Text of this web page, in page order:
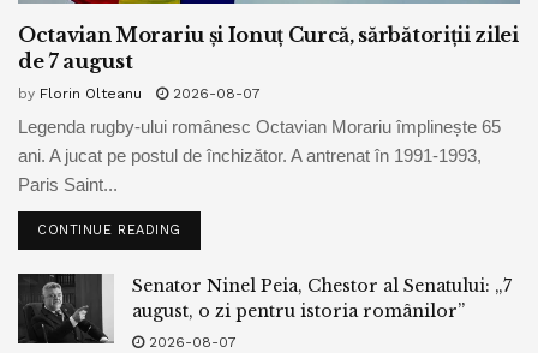
Octavian Morariu și Ionuț Curcă, sărbătoriții zilei
de 7 august
by Florin Olteanu 2026-08-07
Legenda rugby-ului românesc Octavian Morariu împlinește 65
ani. A jucat pe postul de închizător. A antrenat în 1991-1993,
Paris Saint...
CONTINUE READING
Senator Ninel Peia, Chestor al Senatului: „7
august, o zi pentru istoria românilor”
2026-08-07